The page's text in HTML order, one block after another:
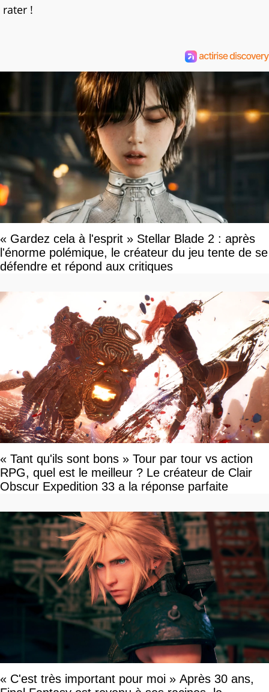
rater !
« Gardez cela à l'esprit » Stellar Blade 2 : après
l'énorme polémique, le créateur du jeu tente de se
défendre et répond aux critiques
« Tant qu'ils sont bons » Tour par tour vs action
RPG, quel est le meilleur ? Le créateur de Clair
Obscur Expedition 33 a la réponse parfaite
« C'est très important pour moi » Après 30 ans,